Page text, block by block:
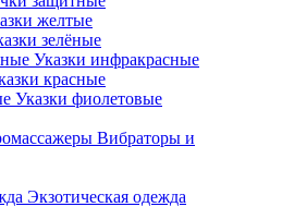
желтые
зелёные
Указки инфракрасные
красные
Указки фиолетовые
Вибраторы и
Экзотическая одежда